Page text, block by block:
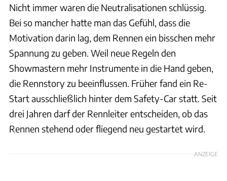
Nicht immer waren die Neutralisationen schlüssig.
Bei so mancher hatte man das Gefühl, dass die
Motivation darin lag, dem Rennen ein bisschen mehr
Spannung zu geben. Weil neue Regeln den
Showmastern mehr Instrumente in die Hand geben,
die Rennstory zu beeinflussen. Früher fand ein Re-
Start ausschließlich hinter dem Safety-Car statt. Seit
drei Jahren darf der Rennleiter entscheiden, ob das
Rennen stehend oder fliegend neu gestartet wird.
ANZEIGE